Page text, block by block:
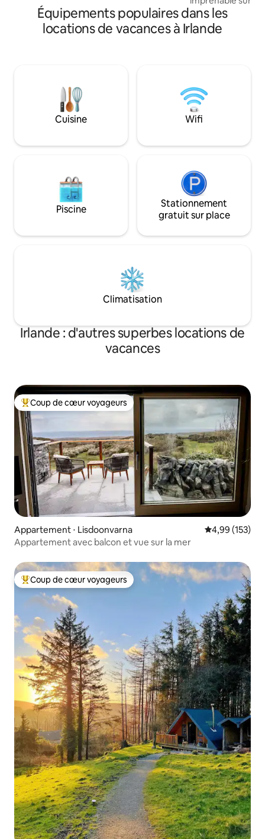
Glengarriff. Nous avons conçu cette
boutique, une retraite écologique pour
accueillir les voyageurs afin qu'ils
The Hidden Haven propose une
expérience romantique à la ferme, avec
l'espace nécessaire pour se retrouver,
se détendre et se reposer, au rythme
atmosphère de
Conçu avec des
supérieure tels
adultes à la
sereine, le
havre de paix
que non adapté
bienvenus
Équipements populaires dans les
locations de vacances à Irlande
Cuisine Wifi
Piscine
Stationnement
gratuit sur place
Climatisation
Irlande : d'autres superbes locations de
vacances
Coups de cœur voyageurs les plus appréciés
Coup de cœur voyageurs
Appartement ⋅ Lisdoonvarna Évaluation
4,99 (153)
Appartement avec balcon et vue sur la mer
Coups de cœur voyageurs les plus appréciés
Coup de cœur voyageurs